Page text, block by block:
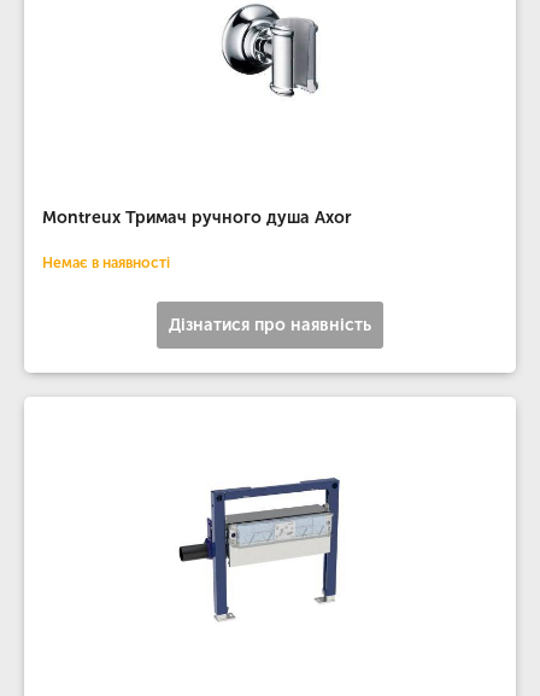
Montreux Тримач ручного душа Axor
Немає в наявності
Дізнатися про наявність